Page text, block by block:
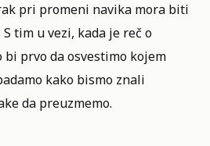
pri promeni navika mora biti
tim u vezi, kada je reč o
prvo da osvestimo kojem
kako bismo znali
da preuzmemo.